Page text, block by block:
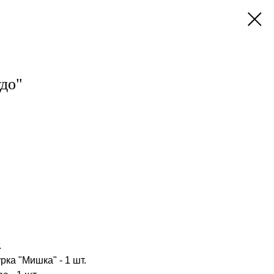
"Мишка" - 1 шт.